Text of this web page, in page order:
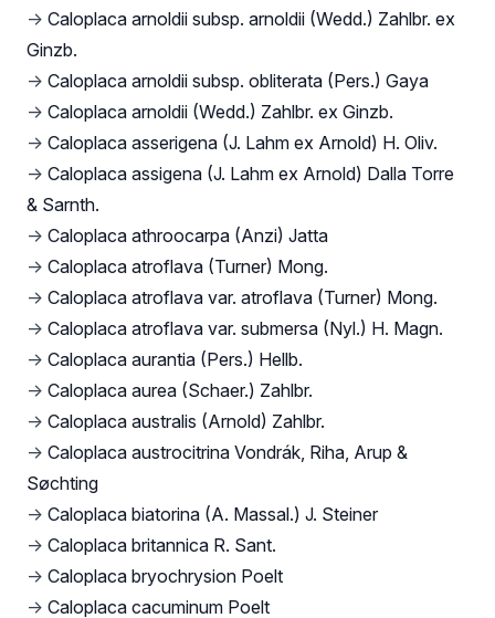
→ Caloplaca arnoldii subsp. arnoldii (Wedd.) Zahlbr. ex
Ginzb.
→ Caloplaca arnoldii subsp. obliterata (Pers.) Gaya
→ Caloplaca arnoldii (Wedd.) Zahlbr. ex Ginzb.
→ Caloplaca asserigena (J. Lahm ex Arnold) H. Oliv.
→ Caloplaca assigena (J. Lahm ex Arnold) Dalla Torre
& Sarnth.
→ Caloplaca athroocarpa (Anzi) Jatta
→ Caloplaca atroflava (Turner) Mong.
→ Caloplaca atroflava var. atroflava (Turner) Mong.
→ Caloplaca atroflava var. submersa (Nyl.) H. Magn.
→ Caloplaca aurantia (Pers.) Hellb.
→ Caloplaca aurea (Schaer.) Zahlbr.
→ Caloplaca australis (Arnold) Zahlbr.
→ Caloplaca austrocitrina Vondrák, Riha, Arup &
Søchting
→ Caloplaca biatorina (A. Massal.) J. Steiner
→ Caloplaca britannica R. Sant.
→ Caloplaca bryochrysion Poelt
→ Caloplaca cacuminum Poelt